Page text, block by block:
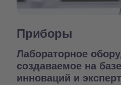
Приборы
Лабораторное
создаваемое на
инноваций и